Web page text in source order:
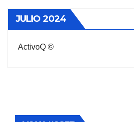
JULIO 2024
ActivoQ ©